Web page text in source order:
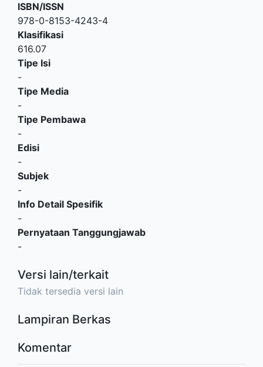
ISBN/ISSN
978-0-8153-4243-4
Klasifikasi
616.07
Tipe Isi
-
Tipe Media
-
Tipe Pembawa
-
Edisi
-
Subjek
-
Info Detail Spesifik
-
Pernyataan Tanggungjawab
-
Versi lain/terkait
Tidak tersedia versi lain
Lampiran Berkas
Komentar